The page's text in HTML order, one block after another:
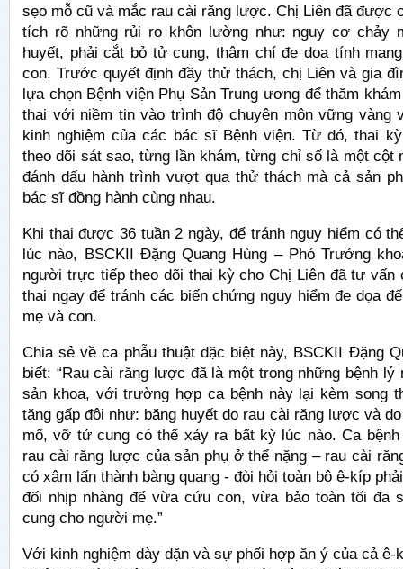
sẹo mỗ cũ và mắc rau cài răng lược. Chị Liên đã được
tích rõ những rủi ro khôn lường như: nguy cơ chảy
huyết, phải cắt bỏ tử cung, thậm chí đe dọa tính
con. Trước quyết định đầy thử thách, chị Liên và gia
lựa chọn Bệnh viện Phụ Sản Trung ương để thăm
thai với niềm tin vào trình độ chuyên môn vững vàng
kinh nghiệm của các bác sĩ Bệnh viện. Từ đó, thai
theo dõi sát sao, từng lần khám, từng chỉ số là một cột
đánh dấu hành trình vượt qua thử thách mà cả sản
bác sĩ đồng hành cùng nhau.
Khi thai được 36 tuần 2 ngày, để tránh nguy hiểm có
lúc nào, BSCKII Đặng Quang Hùng – Phó Trưởng
người trực tiếp theo dõi thai kỳ cho Chị Liên đã tư vấn
thai ngay để tránh các biến chứng nguy hiểm đe dọa
mẹ và con.
Chia sẻ về ca phẫu thuật đặc biệt này, BSCKII Đặng
biết: “Rau cài răng lược đã là một trong những bệnh lý
sản khoa, với trường hợp ca bệnh này lại kèm song
tăng gấp đôi như: băng huyết do rau cài răng lược và
mổ, vỡ tử cung có thể xảy ra bất kỳ lúc nào. Ca bệnh
rau cài răng lược của sản phụ ở thể nặng – rau cài
có xâm lấn thành bàng quang - đòi hỏi toàn bộ ê-kíp
đối nhịp nhàng để vừa cứu con, vừa bảo toàn tối đa
cung cho người mẹ.”
Với kinh nghiệm dày dặn và sự phối hợp ăn ý của cả ê-